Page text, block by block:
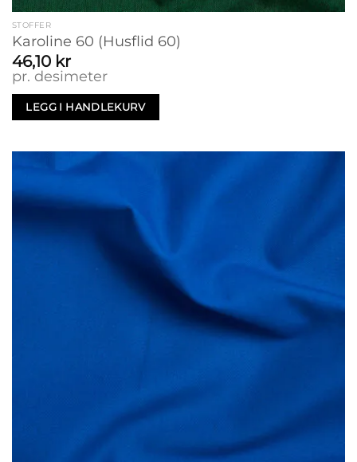
STOFFER
Karoline 60 (Husflid 60)
46,10 kr
pr. desimeter
LEGG I HANDLEKURV